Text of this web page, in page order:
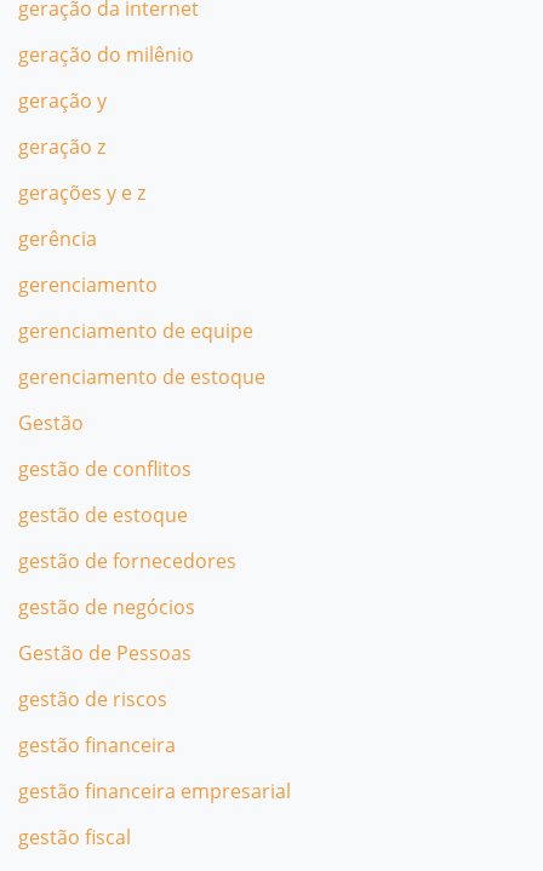
geração da internet
geração do milênio
geração y
geração z
gerações y e z
gerência
gerenciamento
gerenciamento de equipe
gerenciamento de estoque
Gestão
gestão de conflitos
gestão de estoque
gestão de fornecedores
gestão de negócios
Gestão de Pessoas
gestão de riscos
gestão financeira
gestão financeira empresarial
gestão fiscal